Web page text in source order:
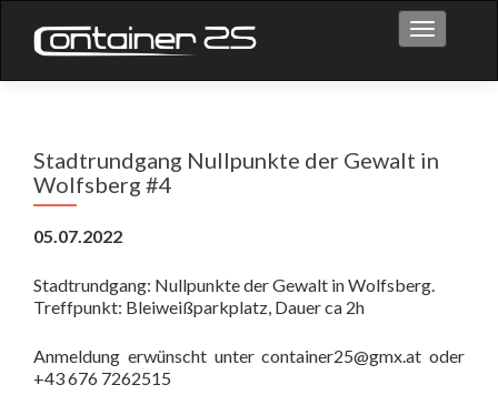
Toggle
Stadtrundgang Nullpunkte der Gewalt in
Wolfsberg #4
05.07.2022
Stadtrundgang: Nullpunkte der Gewalt in Wolfsberg.
Treffpunkt: Bleiweißparkplatz, Dauer ca 2h
Anmeldung erwünscht untercontainer25@gmx.at oder
+43 676 7262515